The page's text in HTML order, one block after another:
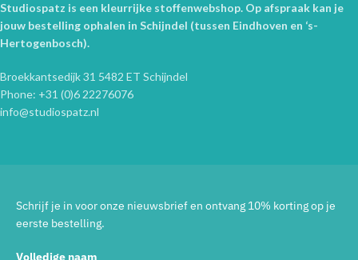
Studiospatz is een kleurrijke stoffenwebshop. Op afspraak kan je
jouw bestelling ophalen in Schijndel (tussen Eindhoven en ‘s-
Hertogenbosch).
Broekkantsedijk 31 5482 ET Schijndel
Phone: +31 (0)6 22276076
info@studiospatz.nl
Schrijf je in voor onze nieuwsbrief en ontvang 10% korting op je
eerste bestelling.